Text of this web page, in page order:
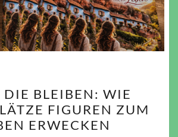
DIE
BLEIBEN:
WIE
DIE BLEIBEN: WIE
FIGUREN ZUM
ERWECKEN